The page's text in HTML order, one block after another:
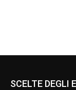
SCELTE DEGLI